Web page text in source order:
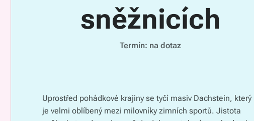
sněžnicích
Termín: na dotaz
Uprostřed pohádkové krajiny se tyčí masiv Dachstein, který
je velmi oblíbený mezi milovníky zimních sportů. Jistota